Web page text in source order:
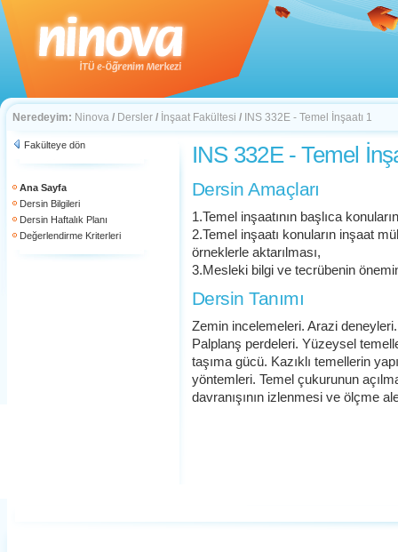
Neredeyim: Ninova / Dersler / İnşaat Fakültesi / INS 332E - Temel İnşaatı 1
Fakülteye dön
Ana Sayfa
Dersin Bilgileri
Dersin Haftalık Planı
Değerlendirme Kriterleri
INS 332E - Temel
Dersin Amaçları
1.Temel inşaatının başlıca
2.Temel inşaatı konuların inşaat
örneklerle aktarılması,
3.Mesleki bilgi ve tecrübenin
Dersin Tanımı
Zemin incelemeleri. Arazi
Palplanş perdeleri. Yüzeysel
taşıma gücü. Kazıklı temellerin
yöntemleri. Temel çukurunun
davranışının izlenmesi ve ölçme